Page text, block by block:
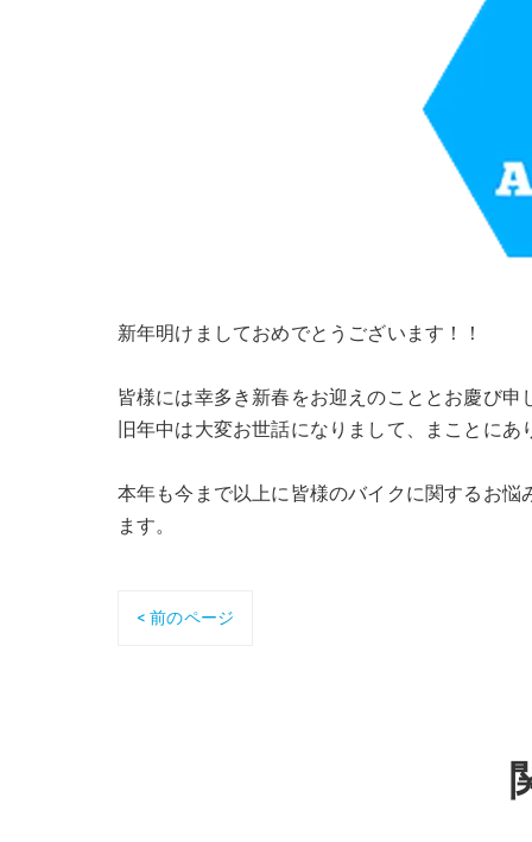
新年明けましておめでとうございます！！
皆様には幸多き新春をお迎えのこととお慶び申
旧年中は大変お世話になりまして、まことに
本年も今まで以上に皆様のバイクに関するお
ます。
< 前のページ